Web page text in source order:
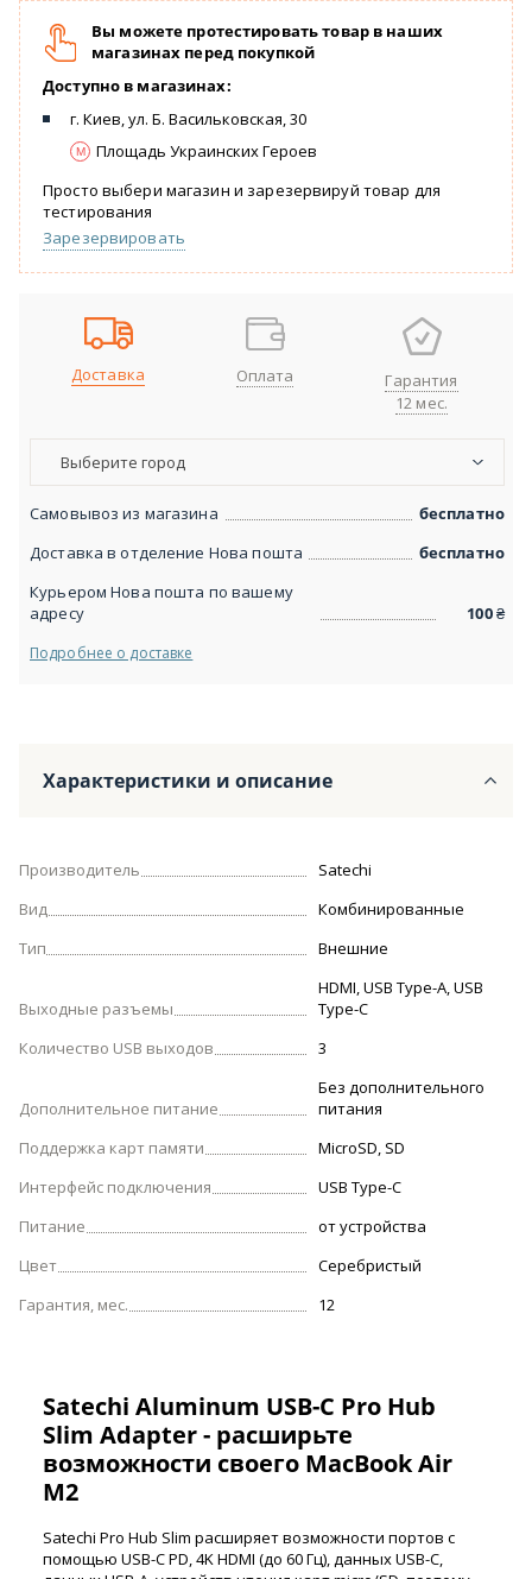
Вы можете протестировать товар в наших
магазинах перед покупкой
Доступно в магазинах:
г. Киев, ул. Б. Васильковская, 30
Площадь Украинских Героев
Просто выбери магазин и зарезервируй товар для
тестирования
Зарезервировать
Доставка Оплата
Гарантия
12 мес.
Выберите город
Самовывоз из магазина
бесплатно
Доставка в отделение Нова пошта
бесплатно
Курьером Нова пошта по вашему
адресу
100₴
Подробнее о доставке
Характеристики и описание
Производитель
Satechi
Вид
Комбинированные
Тип
Внешние
Выходные разъемы
HDMI, USB Type-A, USB
Type-C
Количество USB выходов
3
Дополнительное питание
Без дополнительного
питания
Поддержка карт памяти
MicroSD, SD
Интерфейс подключения
USB Type-C
Питание
от устройства
Цвет
Серебристый
Гарантия, мес.
12
Satechi Aluminum USB-C Pro Hub
Slim Adapter - расширьте
возможности своего MacBook Air
M2
Satechi Pro Hub Slim расширяет возможности портов с
помощью USB-C PD, 4K HDMI (до 60 Гц), данных USB-C,